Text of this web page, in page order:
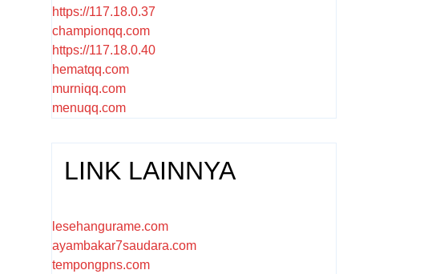
https://117.18.0.37
championqq.com
https://117.18.0.40
hematqq.com
murniqq.com
menuqq.com
LINK LAINNYA
lesehangurame.com
ayambakar7saudara.com
tempongpns.com